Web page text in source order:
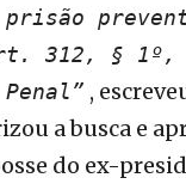
312, § 1º,
,
a busca e
do ex-